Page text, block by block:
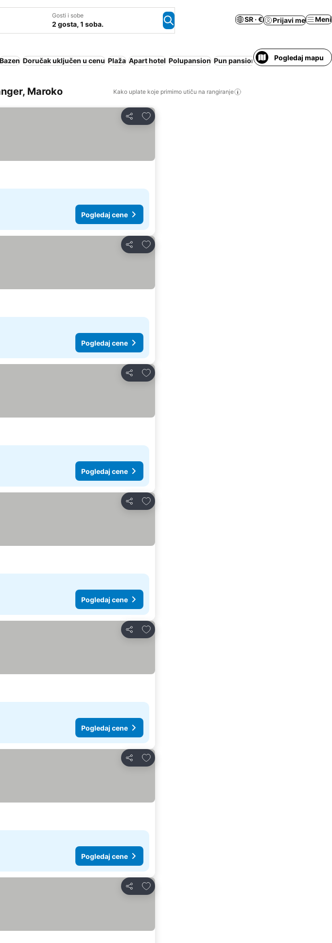
Gosti i sobe
2 gosta, 1 soba.
SR · € Prijavi me Meni
Bazen Doručak uključen u cenu Plaža Apart hotel Polupansion Pun pansion Wi-Fi Parking
Pogledaj mapu
Maroko Kako uplate koje primimo utiču na rangiranje
Deli
Dodati u favorite
Pogledaj cene
Deli
Dodati u favorite
Pogledaj cene
Deli
Dodati u favorite
Pogledaj cene
Deli
Dodati u favorite
Pogledaj cene
Deli
Dodati u favorite
Pogledaj cene
Deli
Dodati u favorite
Pogledaj cene
Deli
Dodati u favorite